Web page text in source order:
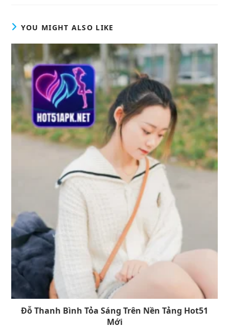
YOU MIGHT ALSO LIKE
Đỗ Thanh Bình Tỏa Sáng Trên Nền Tảng Hot51
Mới